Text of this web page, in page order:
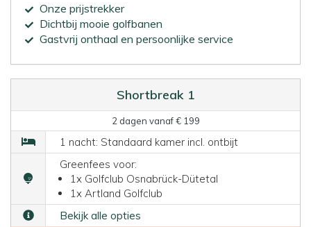
Onze prijstrekker
Dichtbij mooie golfbanen
Gastvrij onthaal en persoonlijke service
Shortbreak 1
2 dagen vanaf € 199
1 nacht: Standaard kamer incl. ontbijt
Greenfees voor:
1x Golfclub Osnabrück-Dütetal
1x Artland Golfclub
Bekijk alle opties